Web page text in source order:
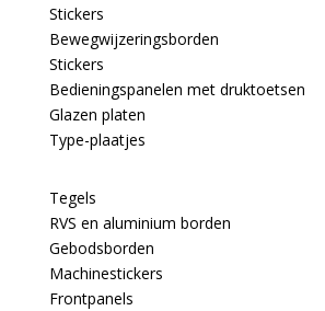
Stickers
Bewegwijzeringsborden
Stickers
Bedieningspanelen met druktoetsen
Glazen platen
Type-plaatjes
Tegels
RVS en aluminium borden
Gebodsborden
Machinestickers
Frontpanels